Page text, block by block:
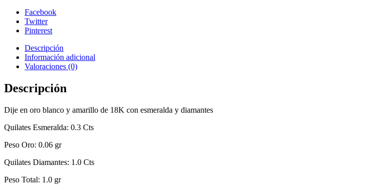
Facebook
Twitter
Pinterest
Descripción
Información adicional
Valoraciones (0)
Descripción
Dije en oro blanco y amarillo de 18K con esmeralda y diamantes
Quilates Esmeralda: 0.3 Cts
Peso Oro: 0.06 gr
Quilates Diamantes: 1.0 Cts
Peso Total: 1.0 gr